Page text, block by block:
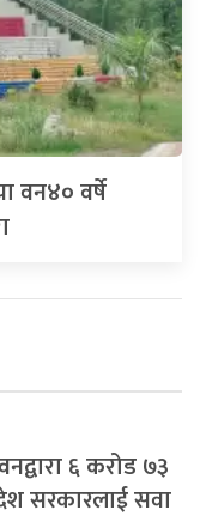
वन४० वर्षे
६ करोड ७३
सरकारलाई सवा